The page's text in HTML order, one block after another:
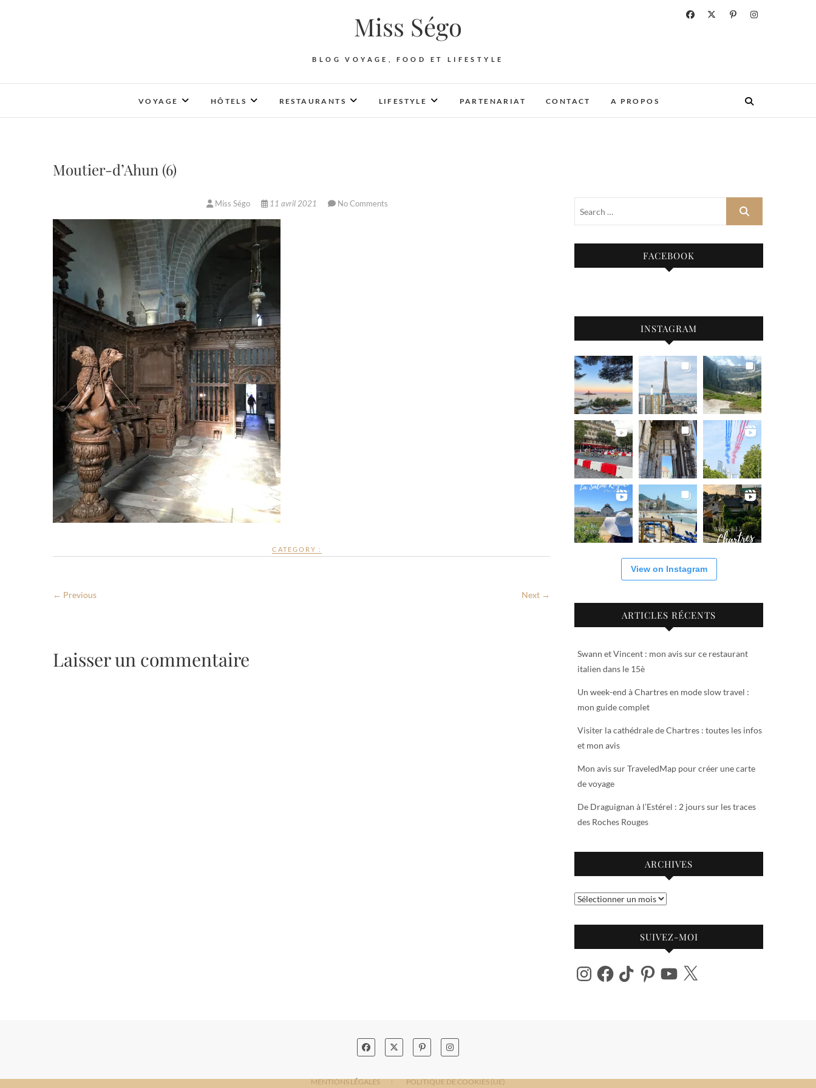
Miss Ségo
BLOG VOYAGE, FOOD ET LIFESTYLE
VOYAGE HÔTELS RESTAURANTS LIFESTYLE PARTENARIAT CONTACT A PROPOS
Moutier-d’Ahun (6)
Miss Ségo 11 avril 2021 No Comments
CATEGORY :
← Previous Next →
Laisser un commentaire
FACEBOOK
INSTAGRAM
View on Instagram
ARTICLES RÉCENTS
Swann et Vincent : mon avis sur ce restaurant
italien dans le 15è
Un week-end à Chartres en mode slow travel :
mon guide complet
Visiter la cathédrale de Chartres : toutes les infos
et mon avis
Mon avis sur TraveledMap pour créer une carte
de voyage
De Draguignan à l’Estérel : 2 jours sur les traces
des Roches Rouges
ARCHIVES
Archives
SUIVEZ-MOI
InstagramFacebook
TikTok PinterestYouTube
X
MENTIONS LÉGALES POLITIQUE DE COOKIES (UE)